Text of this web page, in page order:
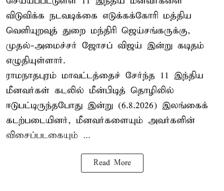
விடுவிக்க நடவடிக்கை எடுக்கக்கோரி மத்திய
வெளியுறவுத் துறை மந்திரி ஜெய்சங்கருக்கு,
முதல்-அமைச்சர் ஜோசப் விஜய் இன்று கடிதம்
எழுதியுள்ளார்.
ராமநாதபுரம் மாவட்டத்தைச் சேர்ந்த 11 இந்திய
மீனவர்கள் கடலில் மீன்பிடித் தொழிலில்
ஈடுபட்டிருந்தபோது இன்று (6.8.2026) இலங்கைக்
கடற்படையினர், மீனவர்களையும் அவர்களின்
விசைப்படகையும் ...
Read More